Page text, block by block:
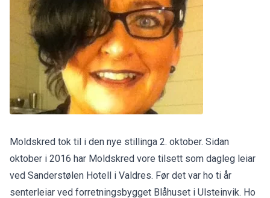
Moldskred tok til i den nye stillinga 2. oktober. Sidan
oktober i 2016 har Moldskred vore tilsett som dagleg leiar
ved Sanderstølen Hotell i Valdres. Før det var ho ti år
senterleiar ved forretningsbygget Blåhuset i Ulsteinvik. Ho